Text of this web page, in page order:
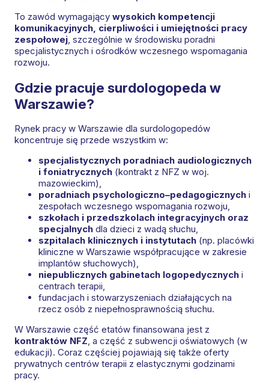
To zawód wymagający wysokich kompetencji
komunikacyjnych, cierpliwości i umiejętności pracy
zespołowej, szczególnie w środowisku poradni
specjalistycznych i ośrodków wczesnego wspomagania
rozwoju.
Gdzie pracuje surdologopeda w
Warszawie?
Rynek pracy w Warszawie dla surdologopedów
koncentruje się przede wszystkim w:
specjalistycznych poradniach audiologicznych
i foniatrycznych (kontrakt z NFZ w woj.
mazowieckim),
poradniach psychologiczno–pedagogicznych i
zespołach wczesnego wspomagania rozwoju,
szkołach i przedszkolach integracyjnych oraz
specjalnych dla dzieci z wadą słuchu,
szpitalach klinicznych i instytutach (np. placówki
kliniczne w Warszawie współpracujące w zakresie
implantów słuchowych),
niepublicznych gabinetach logopedycznych i
centrach terapii,
fundacjach i stowarzyszeniach działających na
rzecz osób z niepełnosprawnością słuchu.
W Warszawie część etatów finansowana jest z
kontraktów NFZ, a część z subwencji oświatowych (w
edukacji). Coraz częściej pojawiają się także oferty
prywatnych centrów terapii z elastycznymi godzinami
pracy.